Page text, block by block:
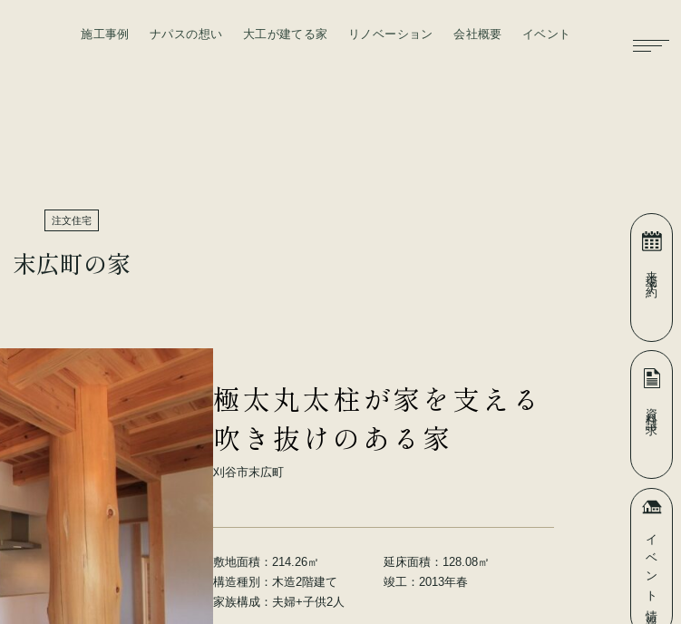
施工事例 ナパスの想い 大工が建てる家 リノベーション 会社概要 イベント
注文住宅
末広町の家
極太丸太柱が家を支える
吹き抜けのある家
刈谷市末広町
敷地面積：214.26㎡ 延床面積： 128.08㎡
構造種別： 木造2階建て 竣工： 2013年春
家族構成： 夫婦+子供2人
来場予約
資料請求
イベント